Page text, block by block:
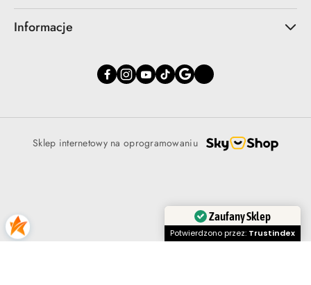
Informacje
Sklep internetowy na oprogramowaniu
Zaufany Sklep
Potwierdzono przez: Trustindex